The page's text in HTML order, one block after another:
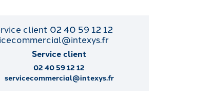
Service client
02 40 59 12 12
servicecommercial@intexys.fr